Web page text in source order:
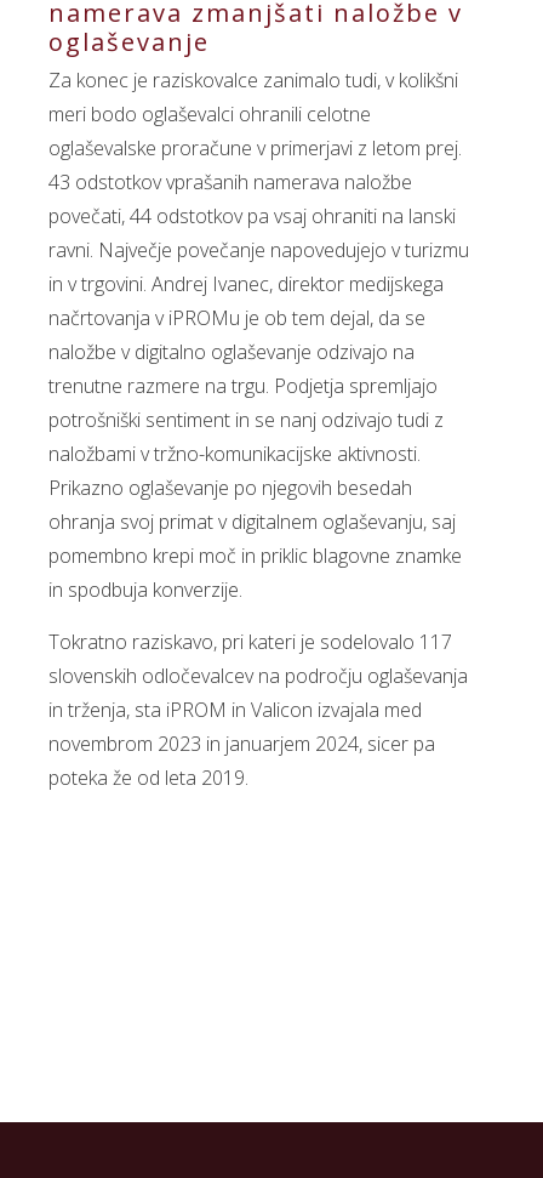
namerava zmanjšati naložbe v
oglaševanje
Za konec je raziskovalce zanimalo tudi, v kolikšni
meri bodo oglaševalci ohranili celotne
oglaševalske proračune v primerjavi z letom prej.
43 odstotkov vprašanih namerava naložbe
povečati, 44 odstotkov pa vsaj ohraniti na lanski
ravni. Največje povečanje napovedujejo v turizmu
in v trgovini. Andrej Ivanec, direktor medijskega
načrtovanja v iPROMu je ob tem dejal, da se
naložbe v digitalno oglaševanje odzivajo na
trenutne razmere na trgu. Podjetja spremljajo
potrošniški sentiment in se nanj odzivajo tudi z
naložbami v tržno-komunikacijske aktivnosti.
Prikazno oglaševanje po njegovih besedah
ohranja svoj primat v digitalnem oglaševanju, saj
pomembno krepi moč in priklic blagovne znamke
in spodbuja konverzije.
Tokratno raziskavo, pri kateri je sodelovalo 117
slovenskih odločevalcev na področju oglaševanja
in trženja, sta iPROM in Valicon izvajala med
novembrom 2023 in januarjem 2024, sicer pa
poteka že od leta 2019.